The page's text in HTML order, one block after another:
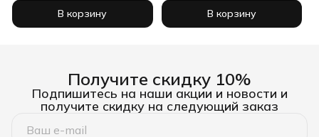
В корзину В корзину
Получите скидку 10%
Подпишитесь на наши акции и новости и
получите скидку на следующий заказ